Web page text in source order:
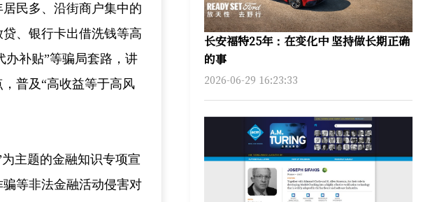
民多、沿街商户集中的
、银行卡出借洗钱等高
办补贴”等骗局套路，讲
普及“高收益等于高风
主题的金融知识专项宣
等非法金融活动侵害对
长安福特25年：在变化中 坚持做长期正确
的事
2026-06-29 16:23:33